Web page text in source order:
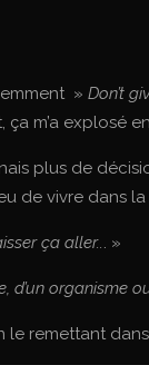
»Don’t
m’a explosé
plus de
de vivre dans
ça aller... »
organisme
remettant dans